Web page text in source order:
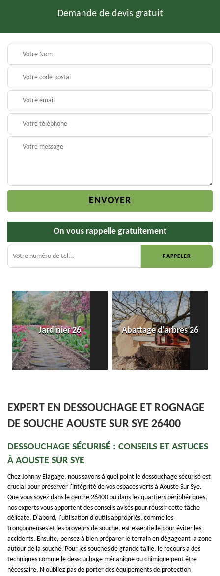
Demande de devis gratuit
On vous rappelle gratuitement
26 Abattage d'arbres 26
Entreprise de
dallage et
EXPERT EN DESSOUCHAGE ET ROGNAGE
DE SOUCHE AOUSTE SUR SYE 26400
DESSOUCHAGE SÉCURISÉ : CONSEILS ET ASTUCES
À AOUSTE SUR SYE
Chez Johnny Elagage, nous savons à quel point le dessouchage sécurisé est
crucial pour préserver l'intégrité de vos espaces verts à Aouste Sur Sye.
Que vous soyez dans le centre 26400 ou dans les quartiers périphériques,
nos experts vous apportent des conseils avisés pour réussir cette tâche
délicate. D'abord, l'utilisation d'outils appropriés, comme les
tronçonneuses et les broyeurs de souche, est essentielle pour éviter les
accidents. Ensuite, pensez à bien préparer le terrain en dégageant la zone
autour de la souche. Pour les souches de grande taille, le recours à des
techniques comme le dessouchage mécanique ou chimique peut être
nécessaire. N'oubliez pas de porter des équipements de protection